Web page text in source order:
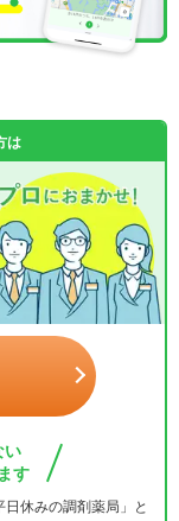
は
い
す
日休みの調剤薬局」と